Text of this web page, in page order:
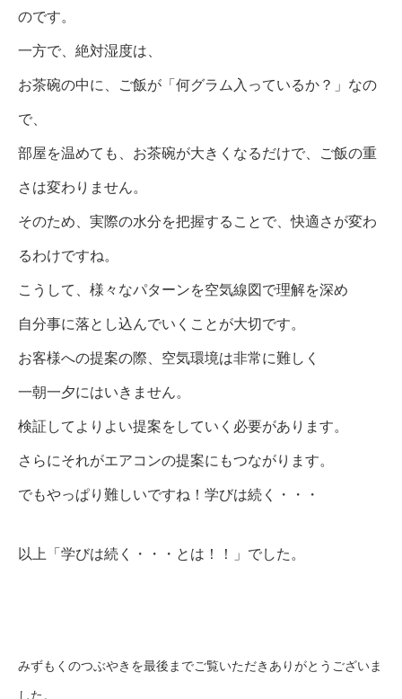
のです。
一方で、絶対湿度は、
お茶碗の中に、ご飯が「何グラム入っているか？」なの
で、
部屋を温めても、お茶碗が大きくなるだけで、ご飯の重
さは変わりません。
そのため、実際の水分を把握することで、快適さが変わ
るわけですね。
こうして、様々なパターンを空気線図で理解を深め
自分事に落とし込んでいくことが大切です。
お客様への提案の際、空気環境は非常に難しく
一朝一夕にはいきません。
検証してよりよい提案をしていく必要があります。
さらにそれがエアコンの提案にもつながります。
でもやっぱり難しいですね！学びは続く・・・
以上「学びは続く・・・とは！！」でした。
みずもくのつぶやきを最後までご覧いただきありがとうございま
した。